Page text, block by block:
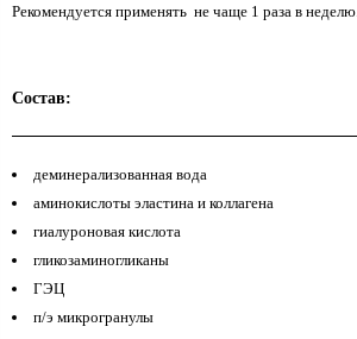
Рекомендуется применять не чаще 1 раза в неделю.
Состав:
деминерализованная вода
аминокислоты эластина и коллагена
гиалуроновая кислота
гликозаминогликаны
ГЭЦ
п/э микрогранулы